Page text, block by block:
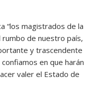
“los magistrados de la
rumbo de nuestro país,
y trascendente
en que harán
valer el Estado de